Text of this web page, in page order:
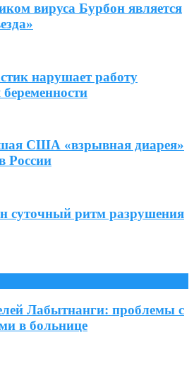
вируса Бурбон является
нарушает работу
США «взрывная диарея»
России
суточный ритм разрушения
Лабытнанги: проблемы с
в больнице